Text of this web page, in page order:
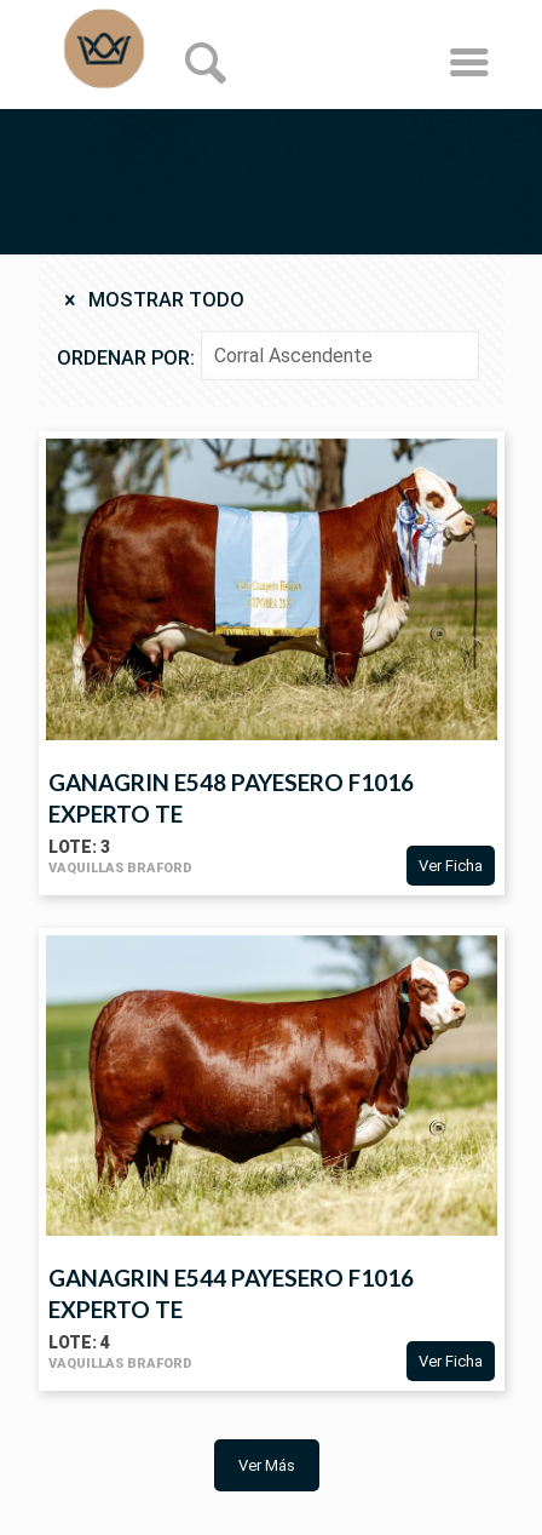
MOSTRAR TODO
ORDENAR POR:
FICHA
GANAGRIN E548 PAYESERO F1016
EXPERTO TE
LOTE: 3
VAQUILLAS BRAFORD Ver Ficha
FICHA
GANAGRIN E544 PAYESERO F1016
EXPERTO TE
LOTE: 4
VAQUILLAS BRAFORD Ver Ficha
Ver Más